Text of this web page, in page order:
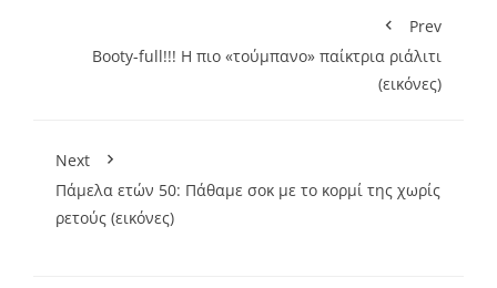
Prev
Booty-full!!! Η πιο «τούμπανο» παίκτρια ριάλιτι
(εικόνες)
Next
Πάμελα ετών 50: Πάθαμε σοκ με το κορμί της χωρίς
ρετούς (εικόνες)